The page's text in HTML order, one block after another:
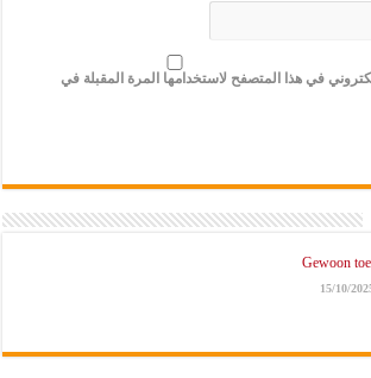
في هذا المتصفح لاستخدامها المرة المقبلة في
Gewoon
15/10/